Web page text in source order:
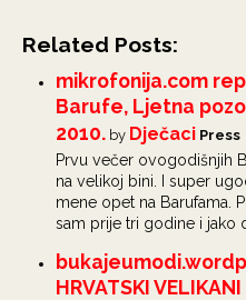
Related Posts:
mikrofonija.com
Barufe, Ljetna
2010. by Dječaci Press
Prvu večer ovogodišnjih
na velikoj bini. I super
mene opet na Barufama.
sam prije tri godine i jako
HRVATSKI